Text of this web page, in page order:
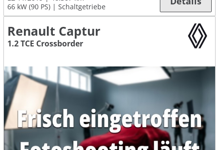
66 kW (90 PS)
Schaltgetriebe
Renault Captur
1.2 TCE Crossborder